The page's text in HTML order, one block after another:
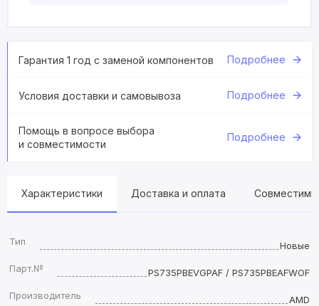
Гарантия 1 год с заменой компонентов Подробнее
Условия доставки и самовывоза Подробнее
Помощь в вопросе выбора
и совместимости
Подробнее
Характеристики Доставка и оплата
Тип
Новые
Парт.№
PS735PBEVGPAF / PS735PBEAFWOF
Производитель
AMD